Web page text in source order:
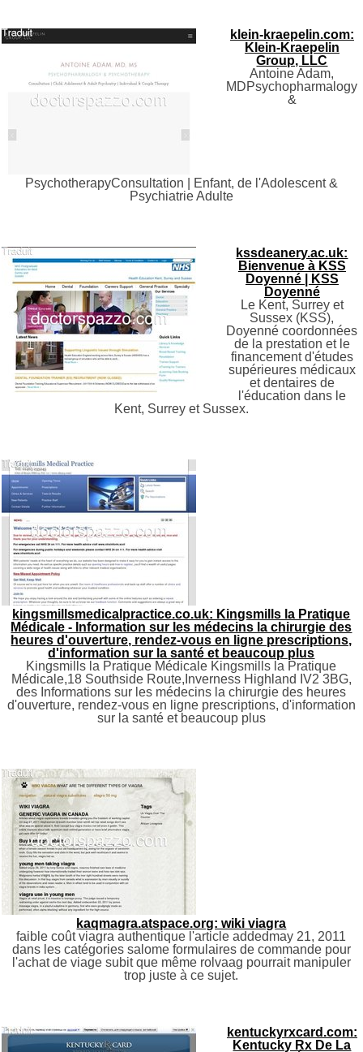
klein-kraepelin.com:
Klein-Kraepelin
Group, LLC
Antoine Adam,
MDPsychopharmalogy
&
PsychotherapyConsultation | Enfant, de l'Adolescent &
Psychiatrie Adulte
kssdeanery.ac.uk:
Bienvenue à KSS
Doyenné | KSS
Doyenné
Le Kent, Surrey et
Sussex (KSS),
Doyenné coordonnées
de la prestation et le
financement d'études
supérieures médicaux
et dentaires de
l'éducation dans le
Kent, Surrey et Sussex.
kingsmillsmedicalpractice.co.uk: Kingsmills la Pratique
Médicale - Information sur les médecins la chirurgie des
heures d'ouverture, rendez-vous en ligne prescriptions,
d'information sur la santé et beaucoup plus
Kingsmills la Pratique Médicale Kingsmills la Pratique
Médicale,18 Southside Route,Inverness Highland IV2 3BG,
des Informations sur les médecins la chirurgie des heures
d'ouverture, rendez-vous en ligne prescriptions, d'information
sur la santé et beaucoup plus
kaqmagra.atspace.org: wiki viagra
faible coût viagra authentique l'article addedmay 21, 2011
dans les catégories salome formulaires de commande pour
l'achat de viage subit que même rolvaag pourrait manipuler
trop juste à ce sujet.
kentuckyrxcard.com:
Kentucky Rx De La